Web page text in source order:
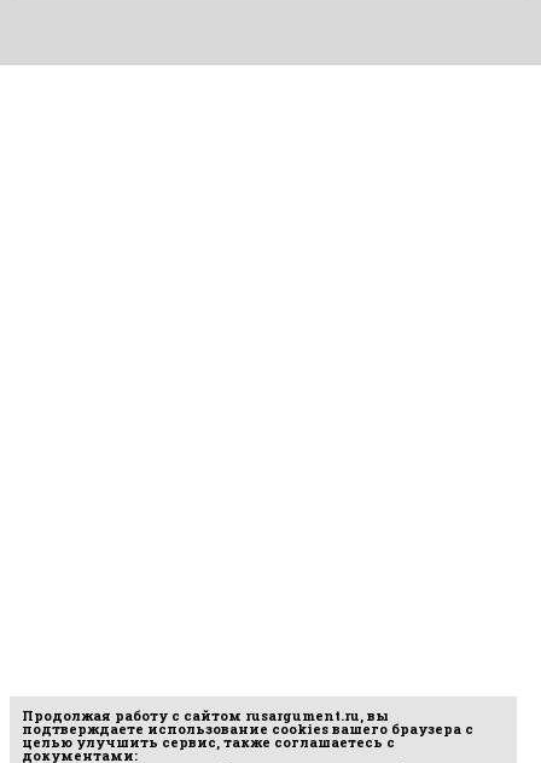
Продолжая работу с сайтом rusargument.ru, вы
подтверждаете использование cookies вашего браузера с
целью улучшить сервис, также соглашаетесь с
документами: